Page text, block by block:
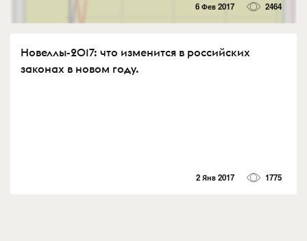
6 Фев 2017 2464
Новеллы-2017: что изменится в российских
законах в новом году.
2 Янв 2017 1775